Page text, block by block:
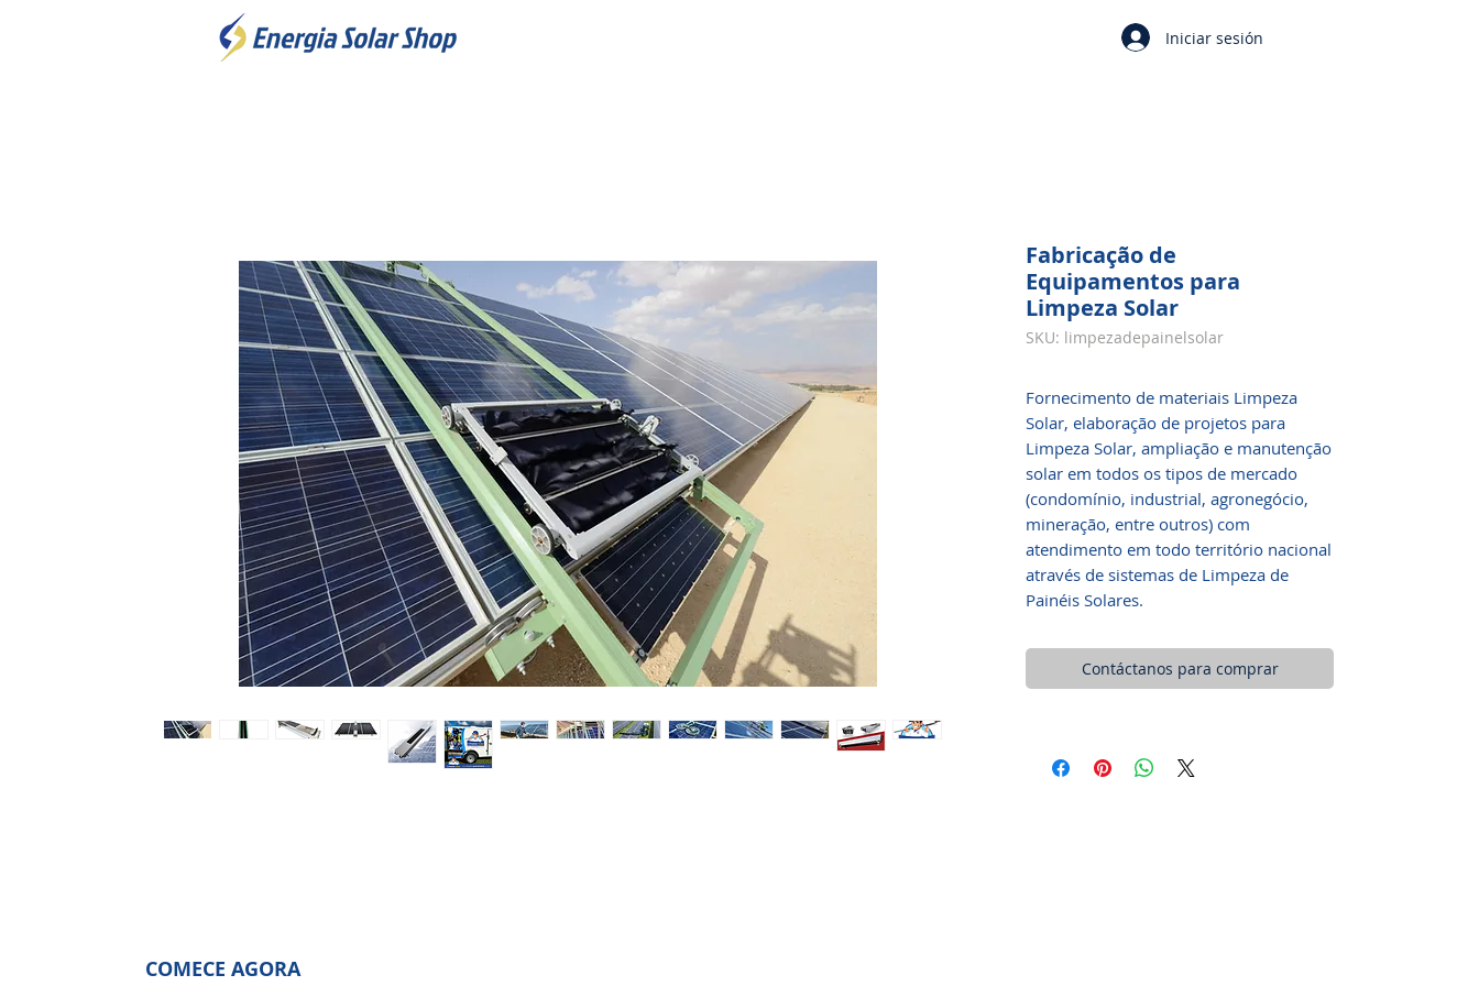
Iniciar sesión
Fabricação de
Equipamentos para
Limpeza Solar
SKU: limpezadepainelsolar
Fornecimento de materiais Limpeza
Solar, elaboração de projetos para
Limpeza Solar, ampliação e manutenção
solar em todos os tipos de mercado
(condomínio, industrial, agronegócio,
mineração, entre outros) com
atendimento em todo território nacional
através de sistemas de Limpeza de
Painéis Solares.
Contáctanos para comprar
COMECE AGORA